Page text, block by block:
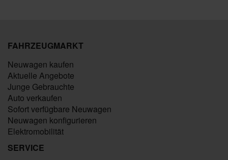
FAHRZEUGMARKT
Neuwagen kaufen
Aktuelle Angebote
Junge Gebrauchte
Auto verkaufen
Sofort verfügbare Neuwagen
Neuwagen konfigurieren
Elektromobilität
SERVICE